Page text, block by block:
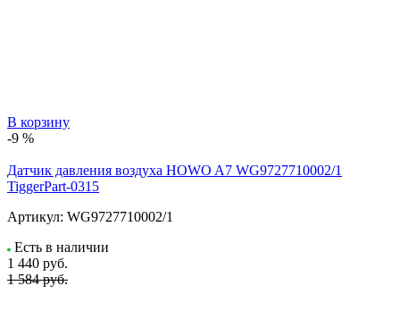
В корзину
-9 %
Датчик давления воздуха HOWO A7 WG9727710002/1
TiggerPart-0315
Артикул: WG9727710002/1
Есть в наличии
1 440 руб.
1 584 руб.